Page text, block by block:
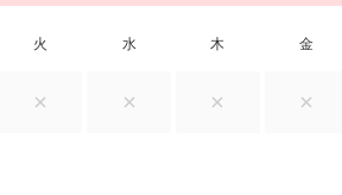
火 水 木 金